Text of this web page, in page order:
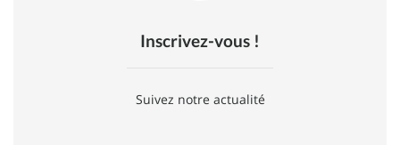
Inscrivez-vous !
Suivez notre actualité